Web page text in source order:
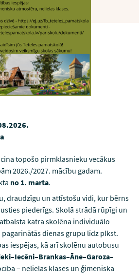
topošo pirmklasnieku vecākus
2026./2027. mācību gadam.
no 1. marta.
draudzīgu un attīstošu vidi, kur bērns
piederīgs. Skolā strādā rūpīgi un
katra skolēna individuālo
pagarinātās dienas grupu līdz plkst.
iespējas, kā arī skolēnu autobusu
– nelielas klases un ģimeniska